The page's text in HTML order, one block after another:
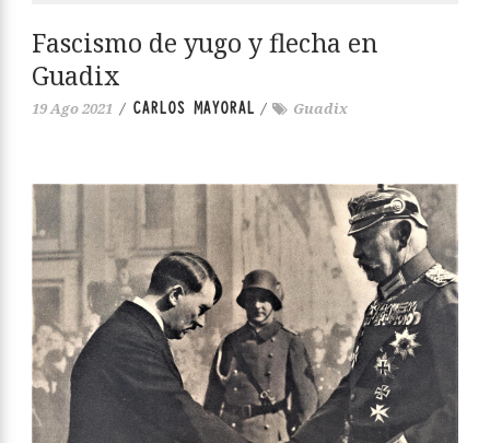
Fascismo de yugo y flecha en
Guadix
19 Ago 2021 / CARLOS MAYORAL / Guadix